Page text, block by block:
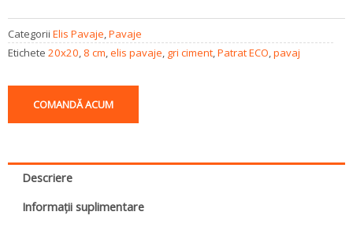
Categorii Elis Pavaje,Pavaje
Etichete 20x20, 8 cm,elis pavaje, gri ciment,Patrat ECO,pavaj
COMANDĂ ACUM
Descriere
Informații suplimentare